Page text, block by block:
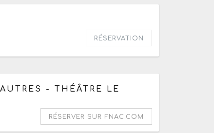
RÉSERVATION
- THÉÂTRE LE
RÉSERVER SUR FNAC.COM